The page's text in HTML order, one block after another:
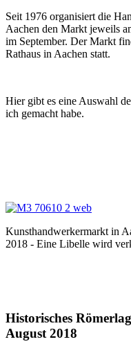
Seit 1976 organisiert die
Aachen den Markt jeweils
im September. Der Markt
Rathaus in Aachen statt.
Hier gibt es eine Auswahl
ich gemacht habe.
Kunsthandwerkermarkt in
2018 - Eine Libelle wird
Historisches
August 2018